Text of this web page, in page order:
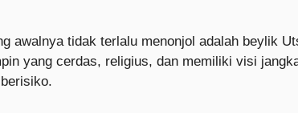
tidak terlalu menonjol adalah beylik
yang cerdas, religius, dan memiliki visi